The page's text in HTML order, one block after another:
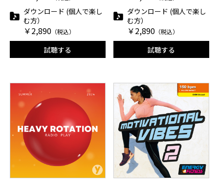
ダウンロード (個人で楽し
む方）
￥2,890 （税込）
試聴する
ダウンロード (個人で楽し
む方）
￥2,890 （税込）
試聴する